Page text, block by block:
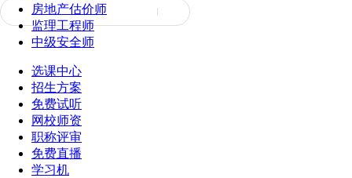
房地产估价师
监理工程师
中级安全师
选课中心
招生方案
免费试听
网校师资
职称评审
免费直播
学习机